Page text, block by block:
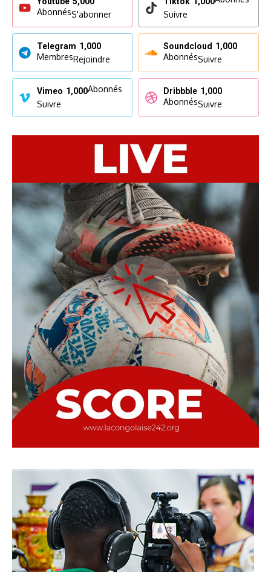
AbonnésS'abonner
Suivre
Telegram 1,000
MembresRejoindre
Soundcloud 1,000
AbonnésSuivre
Vimeo 1,000Abonnés
Suivre
Dribbble 1,000
AbonnésSuivre